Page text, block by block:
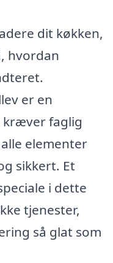
dit køkken,
hvordan
er en
kræver faglig
elementer
sikkert. Et
i dette
tjenester,
så glat som